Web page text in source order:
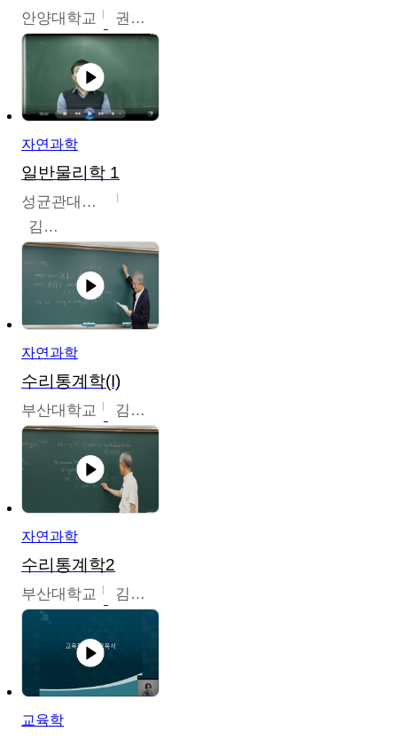
안양대학교 권원현
자연과학
일반물리학 1
성균관대학교
김범준
자연과학
수리통계학(I)
부산대학교 김충락
자연과학
수리통계학2
부산대학교 김충락
교육학